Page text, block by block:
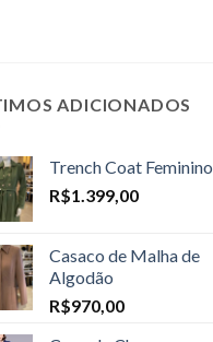
ADICIONADOS
Trench Coat Feminino
R$1.399,00
Casaco de Malha de
Algodão
R$970,00